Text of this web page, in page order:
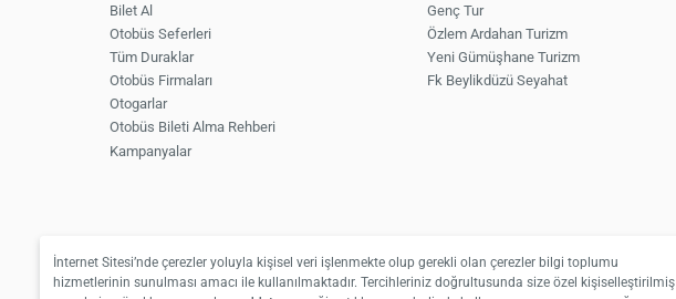
Bilet Al
Otobüs Seferleri
Tüm Duraklar
Otobüs Firmaları
Otogarlar
Otobüs Bileti Alma Rehberi
Kampanyalar
Genç Tur
Özlem Ardahan Turizm
Yeni Gümüşhane Turizm
Fk Beylikdüzü Seyahat
İnternet Sitesi’nde çerezler yoluyla kişisel veri işlenmekte olup gerekli olan çerezler bilgi toplumu
hizmetlerinin sunulması amacı ile kullanılmaktadır. Tercihleriniz doğrultusunda size özel kişiselleştirilmiş